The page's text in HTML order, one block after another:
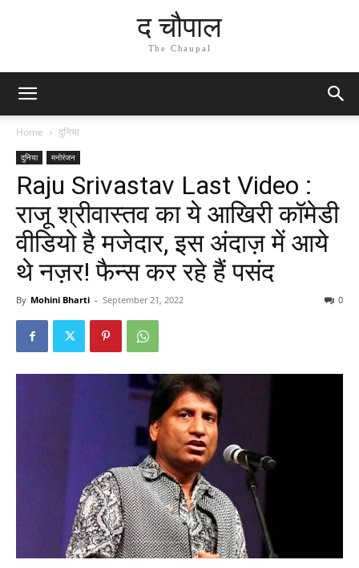
द चौपाल
The Chaupal
Home दुनिया
दुनिया मनोरंजन
Raju Srivastav Last Video :
राजू श्रीवास्तव का ये आखिरी कॉमेडी
वीडियो है मजेदार, इस अंदाज़ में आये
थे नज़र! फैन्स कर रहे हैं पसंद
By Mohini Bharti - September 21, 2022 0